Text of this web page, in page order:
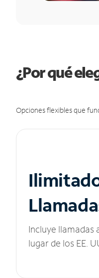
¿Por qué
Opciones flexibles que
Incluye llamadas
lugar de los EE.